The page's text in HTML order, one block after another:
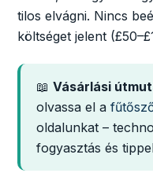
tilos elvágni. Nincs
költséget jelent
📖 Vásárlási
olvassa el a
oldalunkat –
fogyasztás és